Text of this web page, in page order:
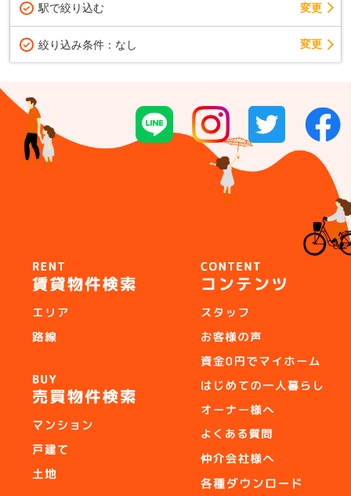
駅で絞り込む 変更
絞り込み条件： なし 変更